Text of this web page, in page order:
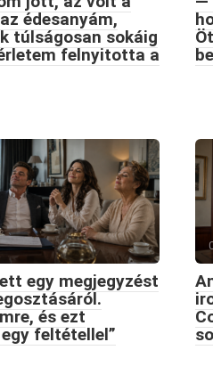
édesanyám,
túlságosan sokáig
felnyitotta a
egy megjegyzést
és ezt
feltétellel”